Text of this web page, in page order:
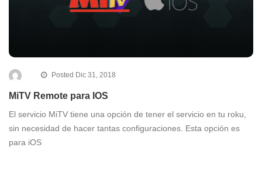
Posted Dic 31, 2018
MiTV Remote para IOS
El servicio MiTV tiene una opción de tener el servicio en tu roku,
sin necesidad de hacer tantas configuraciones. Esta opción es
para iOS